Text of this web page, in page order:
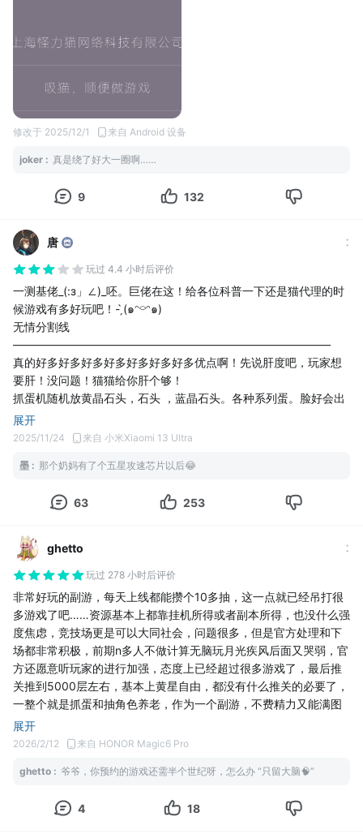
〔〔当时角色设计独特，具有张力，立绘充满美感，动画丝滑流畅
时很明确，抓娃娃，孵蛋，挂机，养成，推剧情推图然后收
集。〕〕后续更新了收集图册，但不知什么原因游戏最终被搁置
了，还没有以公测的形式出现在大众面前，就被公司无情的关闭了
长一段时间在无数个平常的日子里我时常想起那款小游戏，我也已
的童年，是那个充满色彩的欢乐时光。甚至没有收集完测试版里的
我已记不清是何时，这个游戏我再也没登过也没在网上刷到过，如
同做了一个巴黎塔下迷离的梦，一夜之间，处女泉下缪斯女神踏着
星空远去，而我回到了自己正常的生活中，走在嘈杂的人间。往后
的几年，手机设备移动游戏更新迭代，娱乐消遣方式以疯狂的速度
增长，怪力猫这个公司也慢慢淡出了我的视野，快消散在我的记忆
力。到后来出了个弹力果冻，他的游戏画风让我想起了曾经游玩的
蹦世界，上网查询不出所料是出自同一个公司之手。那段时间我丢
了魂似的，以为公司是不是也顺带掏出了那款落满灰尘的小游戏，
发了疯的在网上寻找，看他们是不是重新发布了正式版公测的内
容，但结果总是让人遗憾的，崩世界游戏再没有发布，他依然沉睡
在怪力猫的官方网站，页面挂了一个空壳安装包，下载之后依然是
服务器关闭，仍然是处于搁置状态，我无比忧伤。
秀丽长发，手捧鲜花以新的姿态来到了我的面前，如同记忆中的白
样，现在我够成熟吗，还是当初那样美丽动人？是不是变了” 确实，
这冥冥之中的缘分，说不清道不明。游戏还没游玩我第一时间下
载，等有空的时候我会与我的白月光重逢，这次我会坐下来，不紧
不慢的与他吹塑过往，畅想未来，而这条评论，送给怪力猫工作
室，也献给每一个游玩这份游戏的玩家🎋🎋
修改于 2025/12/1 来自 Android 设备
joker : 真是绕了好大一圈啊……
9 132
唐
玩过 4.4 小时后评价
一测基佬_(:з」∠)_呸。巨佬在这！给各位科普一下还是猫代理的时
候游戏有多好玩吧！- ̗̀(๑ᵔ⌔ᵔ๑)
无情分割线
————————————————————————————
真的好多好多好多好多好多好多好多优点啊！先说肝度吧，玩家想
要肝！没问题！猫猫给你肝个够！
抓蛋机随机放黄晶石头，石头 ，蓝晶石头。各种系列蛋。脸好会出
人形崽子蛋。而且蛋越大品质越高。你可能觉得切。没啥呀。公测
也有啊。你可不懂了。一个小小的蓝晶石头有20-100蓝晶。200小
但是问题来了，哪来的那么多夹子和蛋池？黄晶5000-10000，一
是。只要你把当前的蛋池全部夹完。蛋池刷新！哇。真的。当时我
肝好不好。（手动滑稽）
崽崽的品质在以前也是非常重要的一个东西。每个崽崽的属性根据
你的崽子天赋加成。如果是最普通的加成只有1。但是毁灭品质。崽
崽会更大只而且属性成长有5。（欧....欧吃矛！）_(:::з」∠)_嘤嘤嘤
新手体验也十分良好。萌新进去博士会给你一个天使奶爸，别看品
质是最低的但是！它！！是个大佬！！！我后来抽到了毁灭奶爸。
满级一样的芯片。萌新奶爸的奶量技能是锄大地bug速度（奶爸技
能是往地上搓搓个洞变成治疗阵）技能不带停。毁灭奶爸数度满了
一倍不止。猫策划都不想你被小黑黑爆打... ( ੭ ˙ᗜ˙ )੭谢谢老板
每个人都会有一个自己专属的小白白。会进化成召唤小白白的白白
机。现在公测和3.4测我都没看见多少个白白机。明明超强的！ｸﾞｯ!
(๑•̀ㅂ•́)و✧
黑白兄弟会，白白战神帮。欧皇帅帅组。打工喵喵蛋。（喵喵和乐
还有小伙伴关心的芯片。需要蓝晶洗但是很容易就能洗到高阶芯
展开
2025/11/24 来自 小米Xiaomi 13 Ultra
墨 : 那个奶妈有了个五星攻速芯片以后😂
63 253
ghetto
玩过 278 小时后评价
非常好玩的副游，每天上线都能攒个10多抽，这一点就已经吊打很
多游戏了吧……资源基本上都靠挂机所得或者副本所得，也没什么强
度焦虑，竞技场更是可以大同社会，问题很多，但是官方处理和下
场都非常积极，前期n多人不做计算无脑玩月光疾风后面又哭弱，官
方还愿意听玩家的进行加强，态度上已经超过很多游戏了，最后推
关推到5000层左右，基本上黄星自由，都没有什么推关的必要了，
一整个就是抓蛋和抽角色养老，作为一个副游，不费精力又能满图
鉴已经很棒了
🕹️耐玩度：
就是大保底，一期角色再怎么也要持续半个月以上）
展开
2026/2/12 来自 HONOR Magic6 Pro
ghetto : 爷爷，你预约的游戏还需半个世纪呀，怎么办 “只留大脑🧠”
4 18